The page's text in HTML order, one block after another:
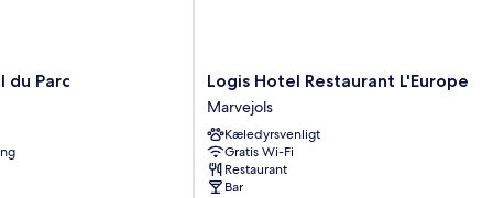
du Parc
Logis
Hotel
Restaurant
L'Europe
Marvejols
Logis Hotel Restaurant L'Europe
Marvejols
Kæledyrsvenligt
Gratis Wi-Fi
Restaurant
Bar